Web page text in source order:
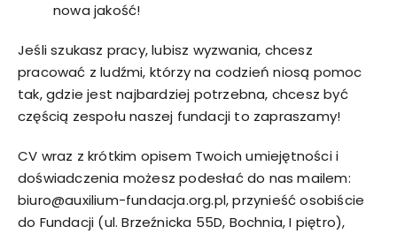
nowa jakość!
Jeśli szukasz pracy, lubisz wyzwania, chcesz
pracować z ludźmi, którzy na codzień niosą pomoc
tak, gdzie jest najbardziej potrzebna, chcesz być
częścią zespołu naszej fundacji to zapraszamy!
CV wraz z krótkim opisem Twoich umiejętności i
doświadczenia możesz podesłać do nas mailem:
biuro@auxilium-fundacja.org.pl, przynieść osobiście
do Fundacji (ul. Brzeźnicka 55D, Bochnia, I piętro),